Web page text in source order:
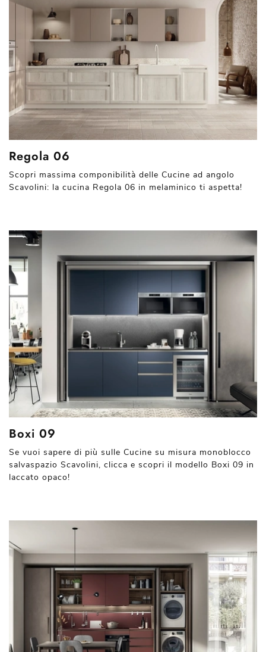
Regola 06
Scopri massima componibilità delle Cucine ad angolo
Scavolini: la cucina Regola 06 in melaminico ti aspetta!
Boxi 09
Se vuoi sapere di più sulle Cucine su misura monoblocco
salvaspazio Scavolini, clicca e scopri il modello Boxi 09 in
laccato opaco!